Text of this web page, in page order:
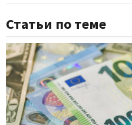
Статьи по теме